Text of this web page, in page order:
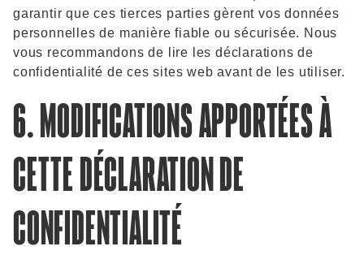
garantir que ces tierces parties gèrent vos données
personnelles de manière fiable ou sécurisée. Nous
vous recommandons de lire les déclarations de
confidentialité de ces sites web avant de les utiliser.
6. MODIFICATIONS APPORTÉES À
CETTE DÉCLARATION DE
CONFIDENTIALITÉ